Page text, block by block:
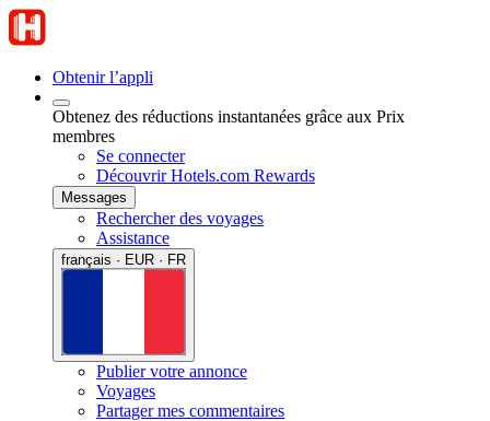
Obtenir l’appli
Obtenez des réductions instantanées grâce aux Prix
membres
Se connecter
Découvrir Hotels.com Rewards
Messages
Rechercher des voyages
Assistance
français · EUR · FR
Publier votre annonce
Voyages
Partager mes commentaires